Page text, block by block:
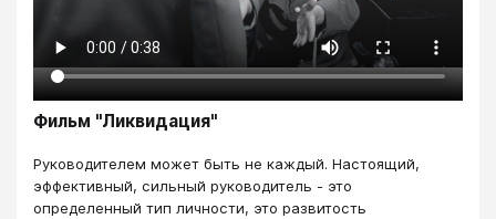
Фильм "Ликвидация"
Руководителем может быть не каждый. Настоящий,
эффективный, сильный руководитель - это
определенный тип личности, это развитость